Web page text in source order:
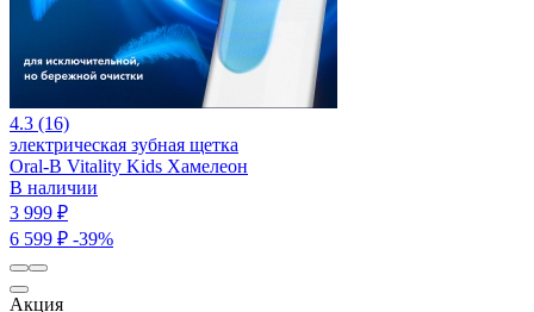
4.3 (16)
электрическая зубная щетка
Oral-B Vitality Kids Хамелеон
В наличии
3 999 ₽
6 599 ₽ -39%
Акция